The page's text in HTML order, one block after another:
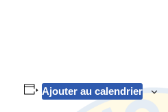
Ajouter au calendrier